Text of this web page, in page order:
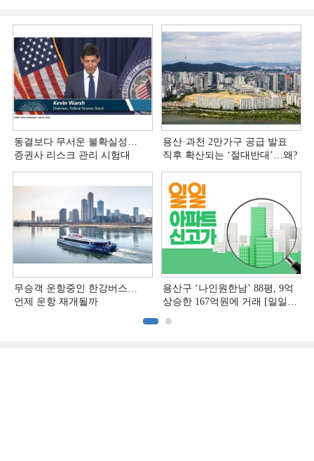
동결보다 무서운 불확실성…
증권사 리스크 관리 시험대
용산·과천 2만가구 공급 발표
직후 확산되는 ‘절대반대’…왜?
무승객 운항중인 한강버스…
언제 운항 재개될까
용산구 ‘나인원한남’ 88평, 9억
상승한 167억원에 거래 [일일